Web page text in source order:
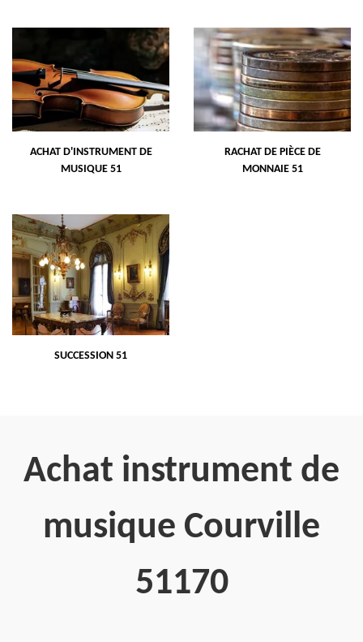
ACHAT D'INSTRUMENT DE
MUSIQUE 51
RACHAT DE PIÈCE DE
MONNAIE 51
SUCCESSION 51
Achat instrument de
musique Courville
51170